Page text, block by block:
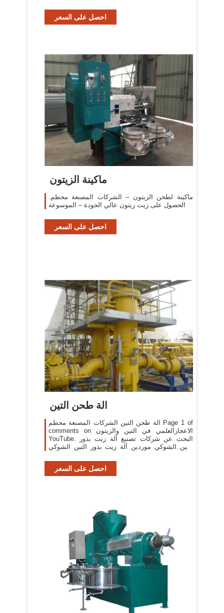
الشمس.
احصل على السعر
ماكينة الزيتون
ماكينة لطحن الزيتون – الشركات المصنعة محطم.
الحصول على زيت زيتون عالي الجودة – الموسوعة
احصل على السعر
الة طحن التين
الة طحن التين الشركات المصنعة محطم Page 1 of
comments on الاعجازالعلمي في التين والزيتون
YouTube. البحث عن شركات تصنيع آلة زيت بذور
التين الشوكي موردين آلة زيت بذور التين الشوكي
احصل على السعر